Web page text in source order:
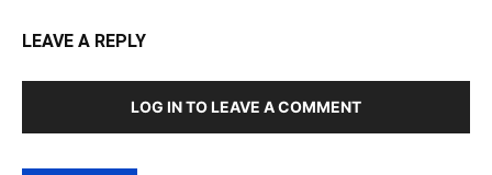
LEAVE A REPLY
LOG IN TO LEAVE A COMMENT